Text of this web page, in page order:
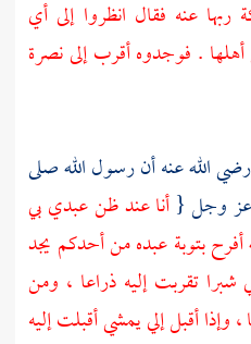
ربها عنه فقال انظروا إلى أي
أهلها . فوجدوه أقرب إلى نصرة
رضي الله عنه أن رسول الله صلى
عز وجل {أنا عند ظن عبدي بي
أفرح بتوبة عبده من أحدكم يجد
شبرا تقربت إليه ذراعا ، ومن
وإذا أقبل إلي يمشي أقبلت إليه